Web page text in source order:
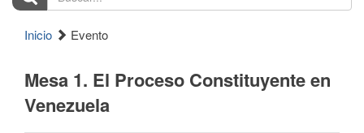
Inicio Evento
Mesa 1. El Proceso Constituyente en
Venezuela